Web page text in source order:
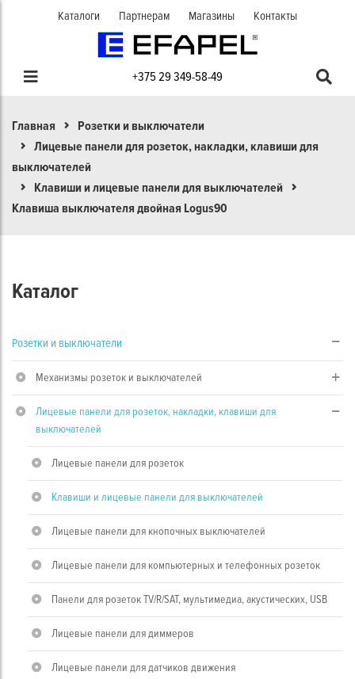
Каталоги Партнерам Магазины Контакты
+375 29 349-58-49
Главная
Розетки и выключатели
Лицевые панели для розеток, накладки, клавиши для
выключателей
Клавиши и лицевые панели для выключателей
Клавиша выключателя двойная Logus90
Каталог
Розетки и выключатели
Механизмы розеток и выключателей
Лицевые панели для розеток, накладки, клавиши для
выключателей
Лицевые панели для розеток
Клавиши и лицевые панели для выключателей
Лицевые панели для кнопочных выключателей
Лицевые панели для компьютерных и телефонных розеток
Панели для розеток TV/R/SAT, мультимедиа, акустических, USB
Лицевые панели для диммеров
Лицевые панели для датчиков движения